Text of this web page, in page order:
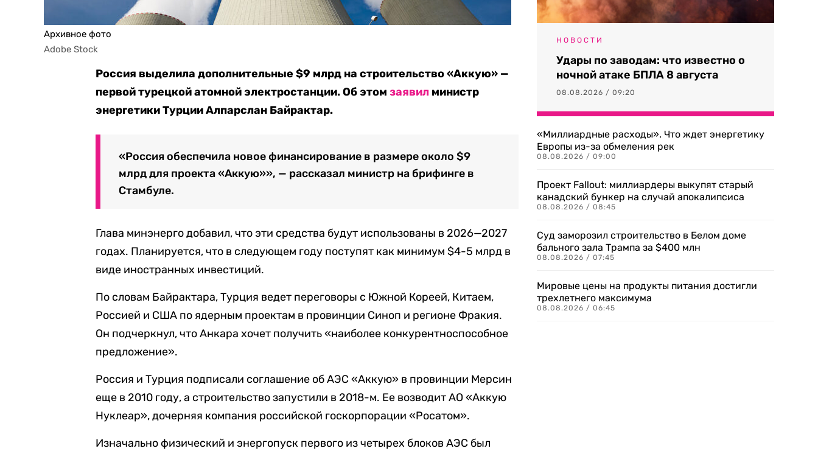
Архивное фото
Adobe Stock
Россия выделила дополнительные $9 млрд на строительство «Аккую» —
первой турецкой атомной электростанции. Об этомзаявил министр
энергетики Турции Алпарслан Байрактар.
«Россия обеспечила новое финансирование в размере около $9
млрд для проекта «Аккую»», — рассказал министр на брифинге в
Стамбуле.
Глава минэнерго добавил, что эти средства будут использованы в 2026—2027
годах. Планируется, что в следующем году поступят как минимум $4-5 млрд в
виде иностранных инвестиций.
По словам Байрактара, Турция ведет переговоры с Южной Кореей, Китаем,
Россией и США по ядерным проектам в провинции Синоп и регионе Фракия.
Он подчеркнул, что Анкара хочет получить «наиболее конкурентноспособное
предложение».
Россия и Турция подписали соглашение об АЭС «Аккую» в провинции Мерсин
еще в 2010 году, а строительство запустили в 2018-м. Ее возводит АО «Аккую
Нуклеар», дочерняя компания российской госкорпорации «Росатом».
Изначально физический и энергопуск первого из четырех блоков АЭС был
НОВОСТИ
Удары по заводам: что известно о
ночной атаке БПЛА 8 августа
08.08.2026 / 09:20
«Миллиардные расходы». Что ждет энергетику
Европы из-за обмеления рек
08.08.2026 / 09:00
Проект Fallout: миллиардеры выкупят старый
канадский бункер на случай апокалипсиса
08.08.2026 / 08:45
Суд заморозил строительство в Белом доме
бального зала Трампа за $400 млн
08.08.2026 / 07:45
Мировые цены на продукты питания достигли
трехлетнего максимума
08.08.2026 / 06:45